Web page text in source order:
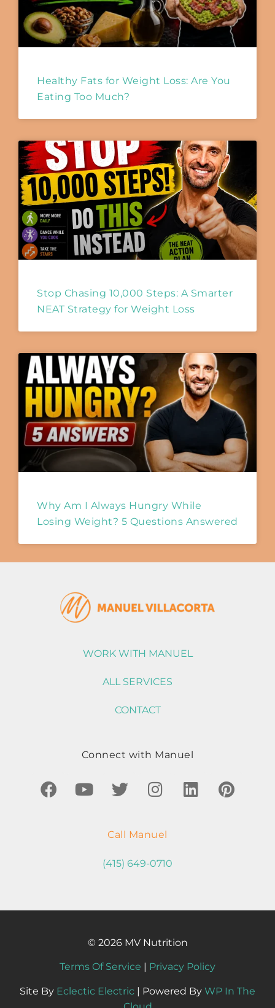
Healthy Fats for Weight Loss: Are You
Eating Too Much?
Stop Chasing 10,000 Steps: A Smarter
NEAT Strategy for Weight Loss
Why Am I Always Hungry While
Losing Weight? 5 Questions Answered
WORK WITH MANUEL
ALL SERVICES
CONTACT
Connect with Manuel
Call Manuel
(415) 649-0710
© 2026 MV Nutrition
Terms Of Service | Privacy Policy
Site By Eclectic Electric | Powered By WP In The